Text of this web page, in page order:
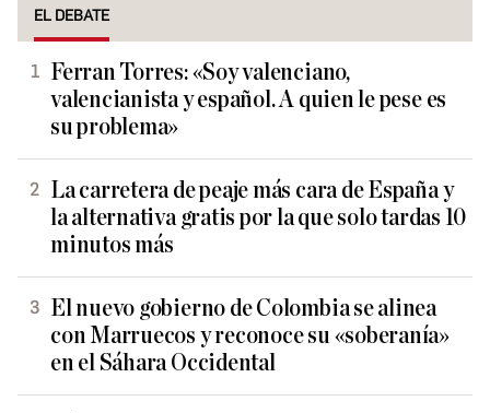
EL DEBATE
Ferran Torres: «Soy valenciano,
valencianista y español. A quien le pese es
su problema»
La carretera de peaje más cara de España y
la alternativa gratis por la que solo tardas 10
minutos más
El nuevo gobierno de Colombia se alinea
con Marruecos y reconoce su «soberanía»
en el Sáhara Occidental